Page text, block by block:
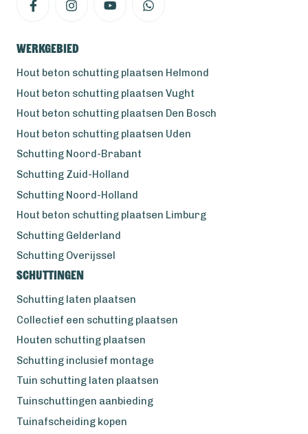
Werkgebied
Hout beton schutting plaatsen Helmond
Hout beton schutting plaatsen Vught
Hout beton schutting plaatsen Den Bosch
Hout beton schutting plaatsen Uden
Schutting Noord-Brabant
Schutting Zuid-Holland
Schutting Noord-Holland
Hout beton schutting plaatsen Limburg
Schutting Gelderland
Schutting Overijssel
Schuttingen
Schutting laten plaatsen
Collectief een schutting plaatsen
Houten schutting plaatsen
Schutting inclusief montage
Tuin schutting laten plaatsen
Tuinschuttingen aanbieding
Tuinafscheiding kopen